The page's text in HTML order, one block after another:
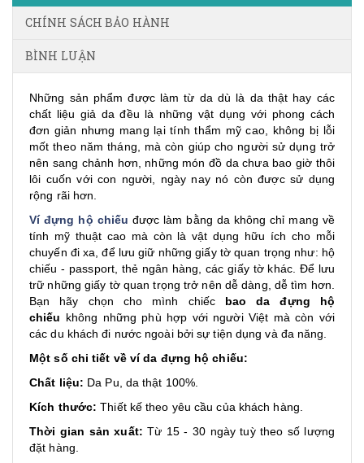
CHÍNH SÁCH BẢO HÀNH
BÌNH LUẬN
Những sản phẩm được làm từ da dù là da thật hay các
chất liệu giả da đều là những vật dụng với phong cách
đơn giản nhưng mang lại tính thẩm mỹ cao, không bị lỗi
mốt theo năm tháng, mà còn giúp cho người sử dụng trở
nên sang chảnh hơn, những món đồ da chưa bao giờ thôi
lôi cuốn với con người, ngày nay nó còn được sử dụng
rộng rãi hơn.
Ví đựng hộ chiếu được làm bằng da không chỉ mang về
tính mỹ thuật cao mà còn là vật dụng hữu ích cho mỗi
chuyến đi xa, để lưu giữ những giấy tờ quan trọng như: hộ
chiếu - passport, thẻ ngân hàng, các giấy tờ khác. Để lưu
trữ những giấy tờ quan trọng trở nên dễ dàng, dễ tìm hơn.
Bạn hãy chọn cho mình chiếc bao da đựng hộ
chiếu không những phù hợp với người Việt mà còn với
các du khách đi nước ngoài bởi sự tiện dụng và đa năng.
Một số chi tiết về ví da đựng hộ chiếu:
Chất liệu: Da Pu, da thật 100%.
Kích thước: Thiết kế theo yêu cầu của khách hàng.
Thời gian sản xuất: Từ 15 - 30 ngày tuỳ theo số lượng
đặt hàng.